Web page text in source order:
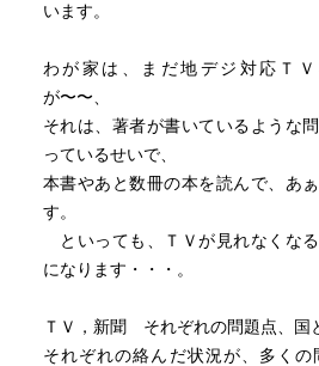
います。
わが家は、まだ地デジ対応Ｔ
が〜〜、
それは、著者が書いているような
っているせいで、
本書やあと数冊の本を読んで、あ
す。
といっても、ＴＶが見れなくな
になります・・・。
ＴＶ，新聞 それぞれの問題点、国
それぞれの絡んだ状況が、多くの